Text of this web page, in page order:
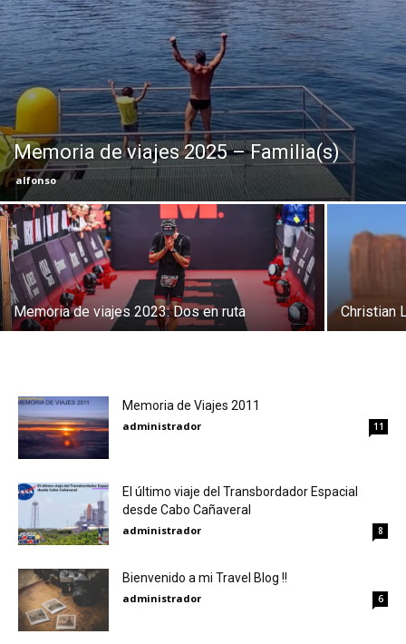
Eyes
Memoria de viajes 2025 – Familia(s)
alfonso
Memoria de viajes 2023: Dos en ruta Christian
Memoria de Viajes 2011
administrador 11
El último viaje del Transbordador Espacial
desde Cabo Cañaveral
administrador 8
Bienvenido a mi Travel Blog !!
administrador 6